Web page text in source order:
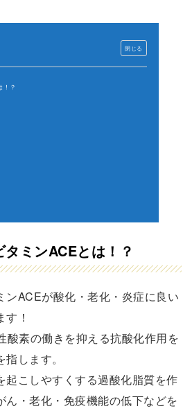
？
ミンACEとは！？
ンACEが酸化・老化・炎症に良い
！
酸素の働きを抑える抗酸化作用を
します。
起こしやすくする過酸化脂質を作
ん・老化・免疫機能の低下などを